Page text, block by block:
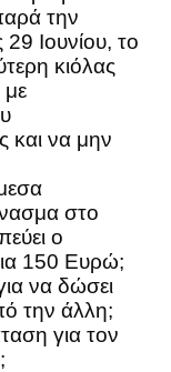
την
Ιουνίου, το
κιόλας
με
και να μην
στο
ο
150 Ευρώ;
να δώσει
την άλλη;
για τον